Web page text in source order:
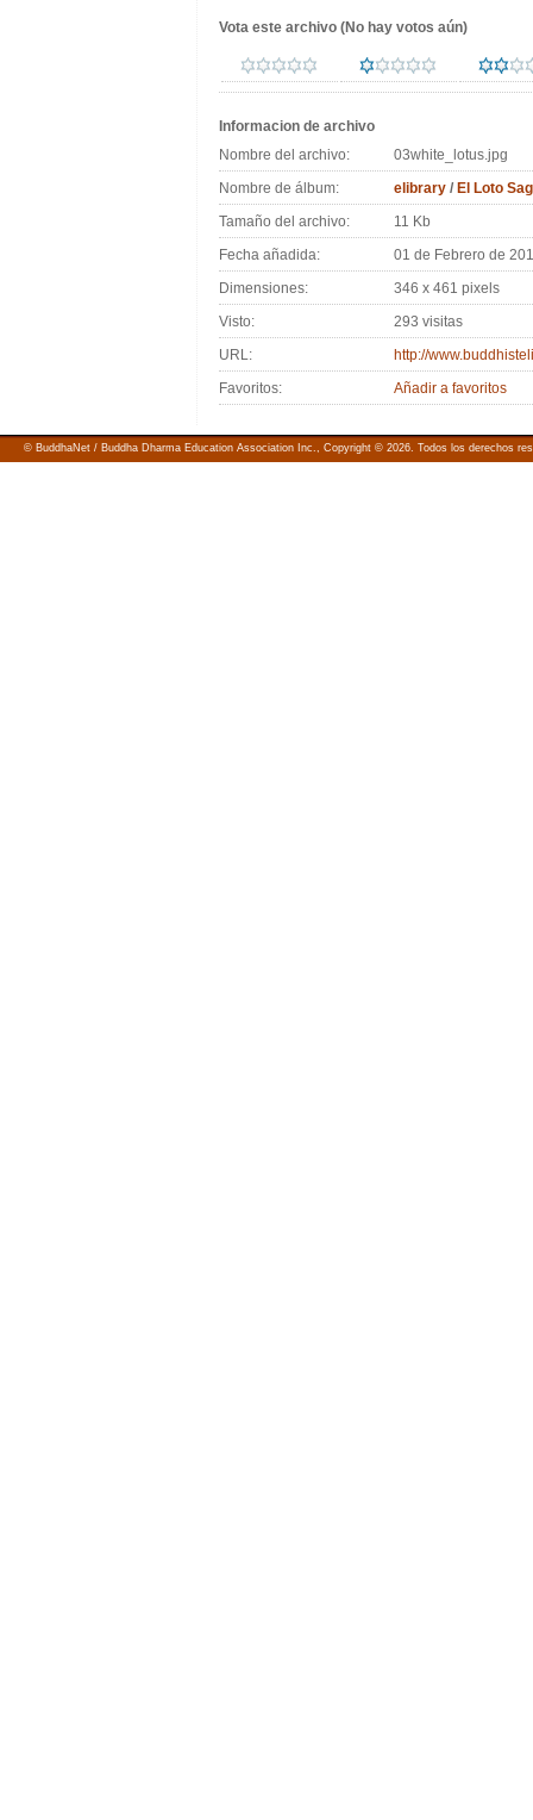
Vota este archivo(No hay votos aún)
Informacion de archivo
Nombre del archivo:
03white_lotus.jpg
Nombre de álbum:
elibrary/ El Loto
Tamaño del archivo:
11 Kb
Fecha añadida:
01 de Febrero de
Dimensiones:
346 x 461 pixels
Visto:
293 visitas
URL:
http://
Favoritos:
Añadir a favoritos
© BuddhaNet / Buddha Dharma Education Association Inc., Copyright © 2026. Todos los derechos